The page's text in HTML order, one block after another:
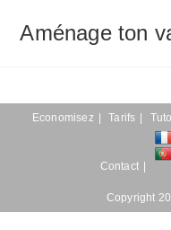
Aménage ton
Economisez Tarifs
Contact
Copyright